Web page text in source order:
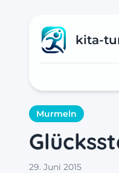
kita-
Murmeln
29. Juni 2015